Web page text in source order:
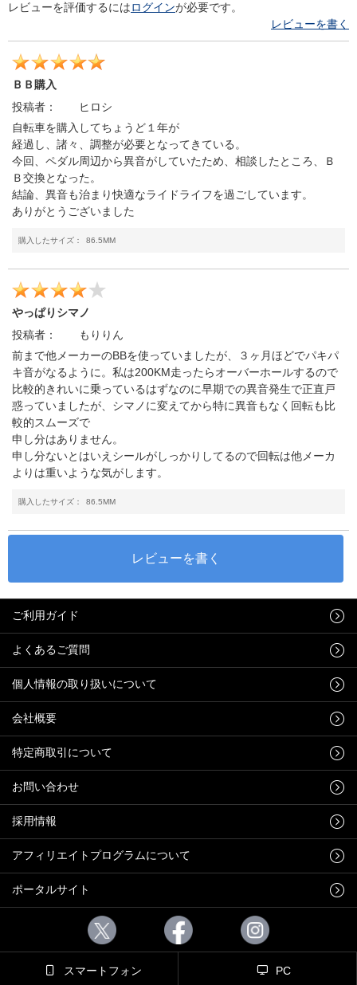
レビューを評価するにはログインが必要です。
レビューを書く
ＢＢ購入
投稿者：
ヒロシ
自転車を購入してちょうど１年が
経過し、諸々、調整が必要となってきている。
今回、ペダル周辺から異音がしていたため、相談したところ、Ｂ
Ｂ交換となった。
結論、異音も治まり快適なライドライフを過ごしています。
ありがとうございました
購入したサイズ： 86.5MM
やっぱりシマノ
投稿者：
もりりん
前まで他メーカーのBBを使っていましたが、３ヶ月ほどでパキパ
キ音がなるように。私は200KM走ったらオーバーホールするので
比較的きれいに乗っているはずなのに早期での異音発生で正直戸
惑っていましたが、シマノに変えてから特に異音もなく回転も比
較的スムーズで
申し分はありません。
申し分ないとはいえシールがしっかりしてるので回転は他メーカ
よりは重いような気がします。
購入したサイズ： 86.5MM
ご利用ガイド
よくあるご質問
個人情報の取り扱いについて
会社概要
特定商取引について
お問い合わせ
採用情報
アフィリエイトプログラムについて
ポータルサイト
スマートフォン PC